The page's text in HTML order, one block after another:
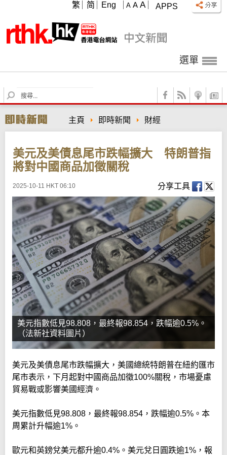
APPS
A A A
繁 简 Eng
選單
S
e
r
c
主頁 即時新聞 財經
美元及美債息尾市跌幅擴大 特朗普指
將對中國商品加徵關稅
2025-10-11 HKT 06:10 分享工具
美元指數低見98.808，最終報98.854，跌幅逾0.5%。
（法新社資料圖片）
美元及美債息尾市跌幅擴大，美國總統特朗普在紐約匯市
尾市表示，下月起對中國商品加徵100%關稅，市場憂慮
貿易戰或影響美國經濟。
美元指數低見98.808，最終報98.854，跌幅逾0.5%。本
周累計升幅逾1%。
歐元和英鎊兌美元都升逾0.4%。美元兌日圓跌逾1%，報